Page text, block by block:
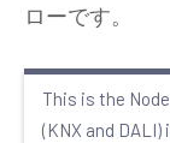
ローです。
This is the
(KNX and